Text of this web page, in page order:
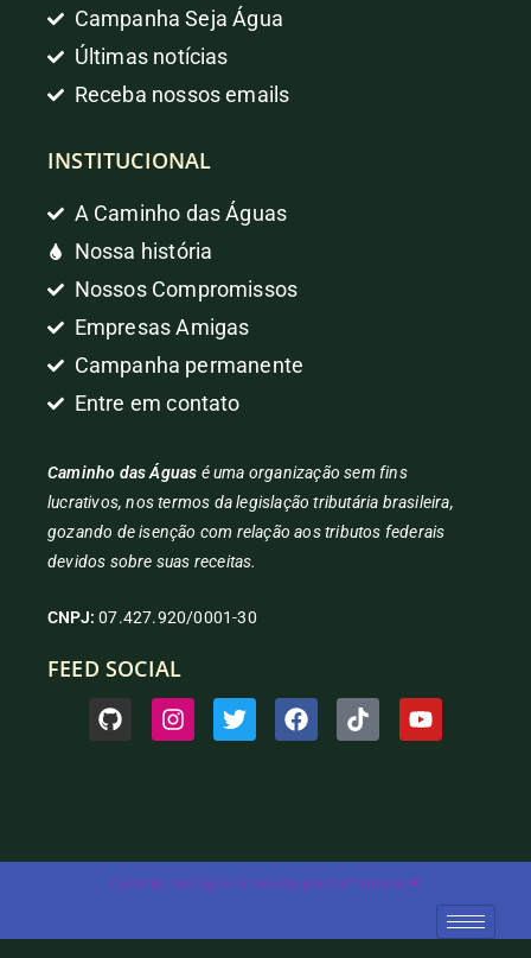
Campanha Seja Água
Últimas notícias
Receba nossos emails
INSTITUCIONAL
A Caminho das Águas
Nossa história
Nossos Compromissos
Empresas Amigas
Campanha permanente
Entre em contato
Caminho das Águas é uma organização sem fins
lucrativos, nos termos da legislação tributária brasileira,
gozando de isenção com relação aos tributos federais
devidos sobre suas receitas.
CNPJ: 07.427.920/0001-30
FEED SOCIAL
Caminho das Águas é movida por Pachamama ❤